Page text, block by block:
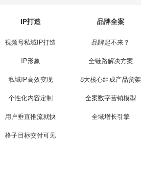
IP打造
视频号私域IP打造
IP形象
私域IP高效变现
个性化内容定制
用户垂直推流就快
格子目标交付可见
品牌全案
品牌起不来？
全链路解决方案
8大核心组成产品货架
全案数字营销模型
全域增长引擎